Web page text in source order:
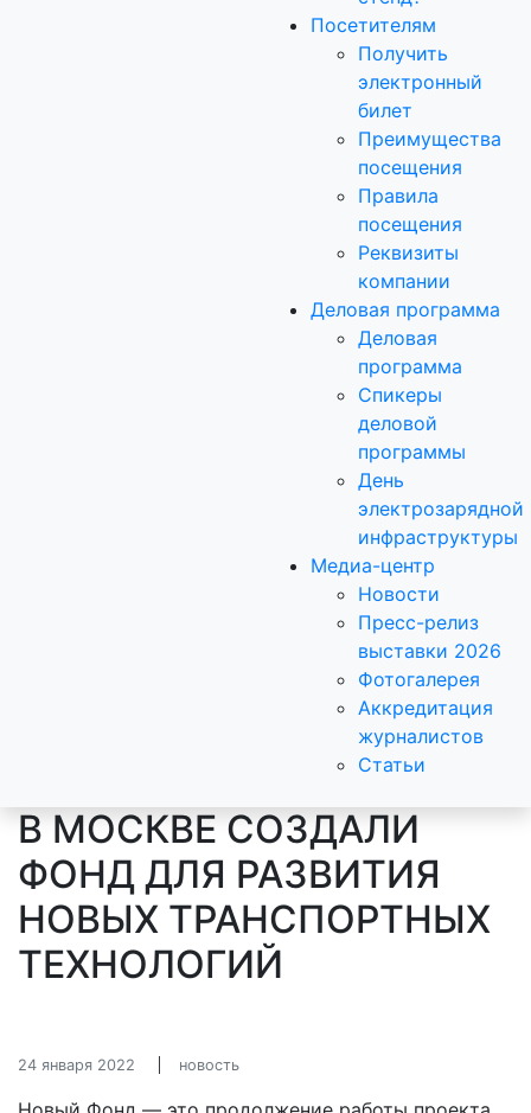
Посетителям
Получить
электронный
билет
Преимущества
посещения
Правила
посещения
Реквизиты
компании
Деловая программа
Деловая
программа
Спикеры
деловой
программы
День
электрозарядной
инфраструктуры
Медиа-центр
Новости
Пресс-релиз
выставки 2026
Фотогалерея
Аккредитация
журналистов
Статьи
В МОСКВЕ СОЗДАЛИ
ФОНД ДЛЯ РАЗВИТИЯ
НОВЫХ ТРАНСПОРТНЫХ
ТЕХНОЛОГИЙ
24 января 2022 новость